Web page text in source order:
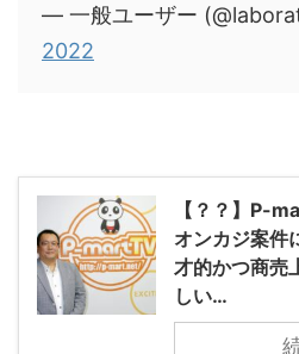
— 一般ユーザー
2022
【？？】P-
オンカジ案件
才的かつ商売
しい…